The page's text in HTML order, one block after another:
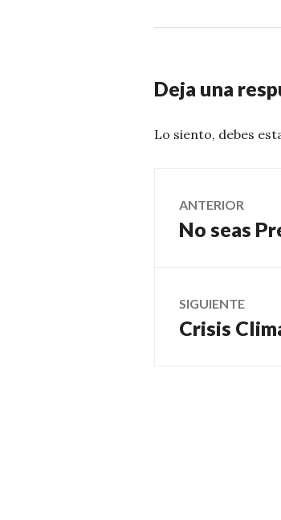
Deja una
Lo siento, debes
de
ANTERIOR
Entrada
No seas
SIGUIENTE
Entrada
Crisis